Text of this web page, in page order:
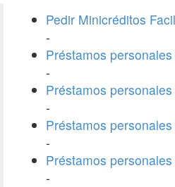
Pedir Minicréditos Facil
-
Préstamos
-
Préstamos personales
-
Préstamos
-
Préstamos
-